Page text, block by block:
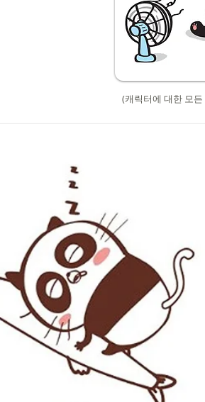
(캐릭터에 대한 모